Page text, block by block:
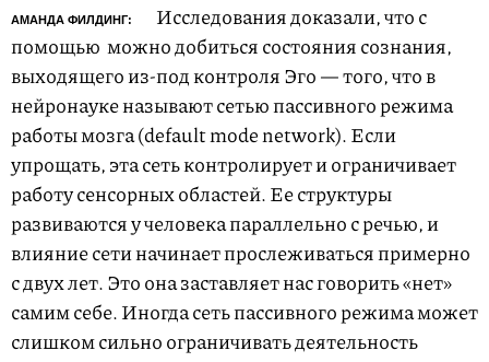
АМАНДА ФИЛДИНГ:
Исследования доказали, что с
помощью можно добиться состояния сознания,
выходящего из-под контроля Эго — того, что в
нейронауке называют сетью пассивного режима
работы мозга (default mode network). Если
упрощать, эта сеть контролирует и ограничивает
работу сенсорных областей. Ее структуры
развиваются у человека параллельно с речью, и
влияние сети начинает прослеживаться примерно
с двух лет. Это она заставляет нас говорить «нет»
самим себе. Иногда сеть пассивного режима может
слишком сильно ограничивать деятельность